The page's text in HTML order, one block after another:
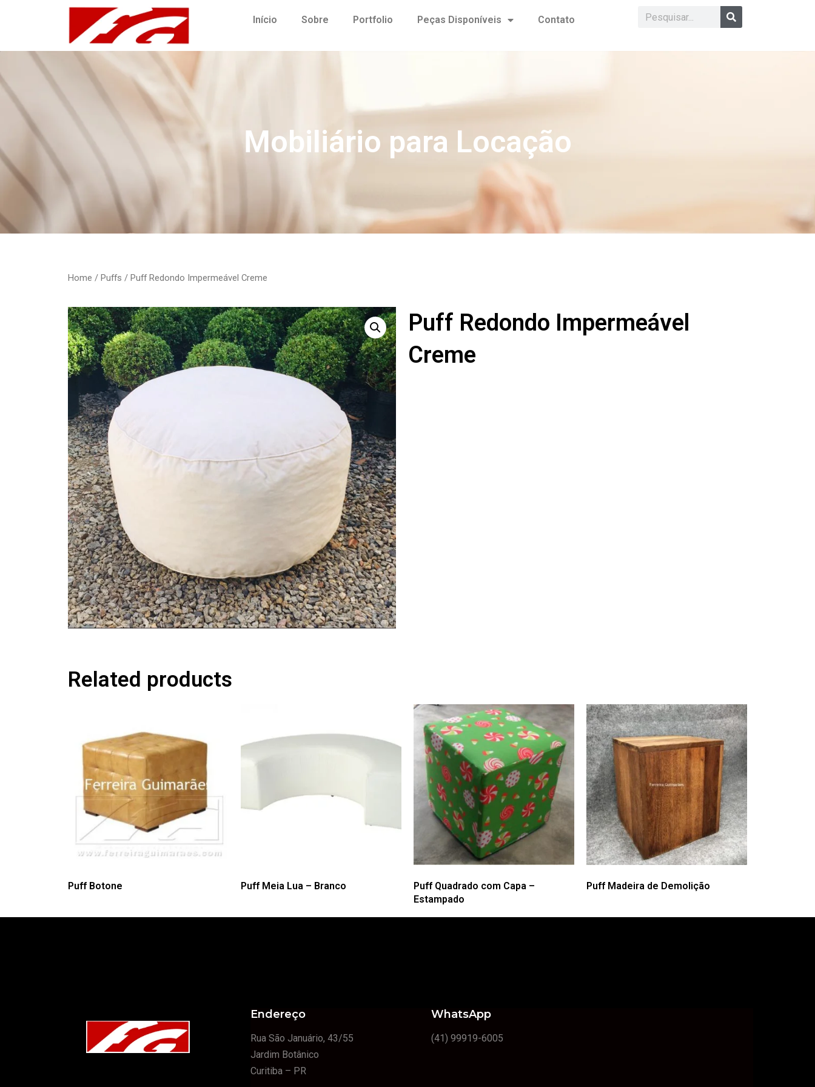
Início Sobre Portfolio Peças Disponíveis Contato
Mobiliário para Locação
Home / Puffs / Puff Redondo Impermeável Creme
Puff Redondo Impermeável
Creme
Related products
Puff Botone Puff Meia Lua – Branco
Puff Quadrado com Capa –
Estampado
Puff Madeira de Demolição
Endereço
Rua São Januário, 43/55
Jardim Botânico
Curitiba – PR
WhatsApp
(41) 99919-6005